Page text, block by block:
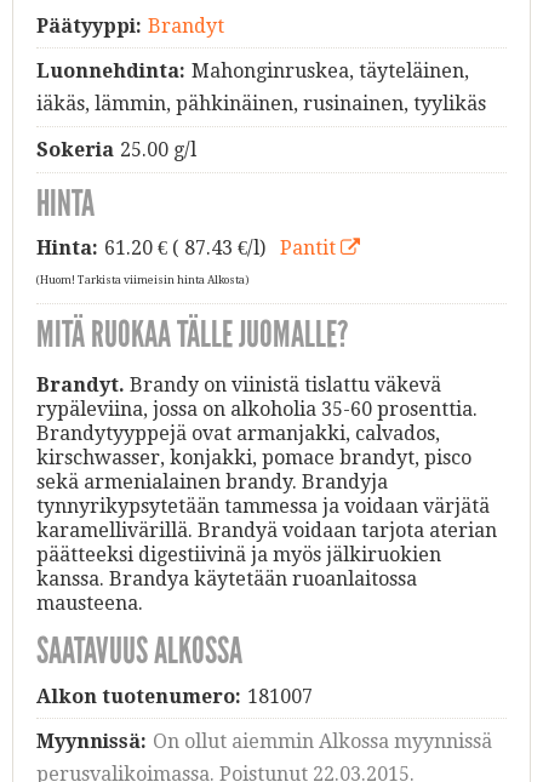
Päätyyppi: Brandyt
Luonnehdinta: Mahonginruskea, täyteläinen,
iäkäs, lämmin, pähkinäinen, rusinainen, tyylikäs
Sokeria 25.00 g/l
HINTA
Hinta: 61.20€ ( 87.43 €/l) Pantit
(Huom! Tarkista viimeisin hinta Alkosta)
MITÄ RUOKAA TÄLLE JUOMALLE?
Brandyt. Brandy on viinistä tislattu väkevä
rypäleviina, jossa on alkoholia 35-60 prosenttia.
Brandytyyppejä ovat armanjakki, calvados,
kirschwasser, konjakki, pomace brandyt, pisco
sekä armenialainen brandy. Brandyja
tynnyrikypsytetään tammessa ja voidaan värjätä
karamellivärillä. Brandyä voidaan tarjota aterian
päätteeksi digestiivinä ja myös jälkiruokien
kanssa. Brandya käytetään ruoanlaitossa
mausteena.
SAATAVUUS ALKOSSA
Alkon tuotenumero: 181007
Myynnissä: On ollut aiemmin Alkossa myynnissä
perusvalikoimassa. Poistunut 22.03.2015.